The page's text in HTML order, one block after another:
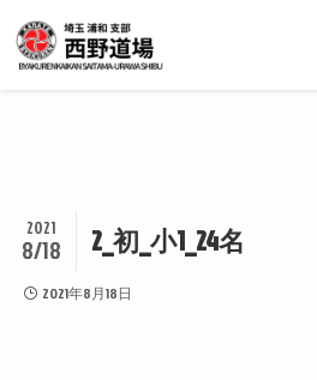
2_初_小1_24名
2021
8/18
2021年8月18日